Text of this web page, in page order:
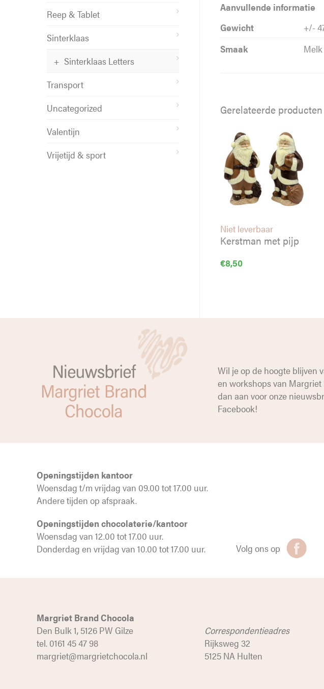
Aanvullende informatie
Gewicht
+/-
Smaak
Gerelateerde producten
Niet leverbaar
Kerstman met pijp
€8,50
Reep & Tablet
Sinterklaas
Sinterklaas Letters
Transport
Uncategorized
Valentijn
Vrijetijd & sport
Wil je op de hoogte blijven
en workshops van
dan aan voor onze
Facebook!
Openingstijden kantoor
Woensdag t/m vrijdag van 09.00 tot 17.00 uur.
Andere tijden op afspraak.
Openingstijden chocolaterie/kantoor
Woensdag van 12.00 tot 17.00 uur.
Donderdag en vrijdag van 10.00 tot 17.00 uur.
Volg ons op
Margriet Brand Chocola
Den Bulk 1, 5126 PW Gilze
tel. 0161 45 47 98
margriet@margrietchocola.nl
Correspondentieadres
Rijksweg 32
5125 NA Hulten